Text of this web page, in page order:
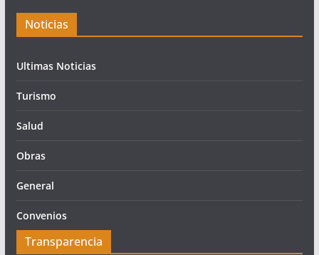
Noticias
Ultimas Noticias
Turismo
Salud
Obras
General
Convenios
Transparencia